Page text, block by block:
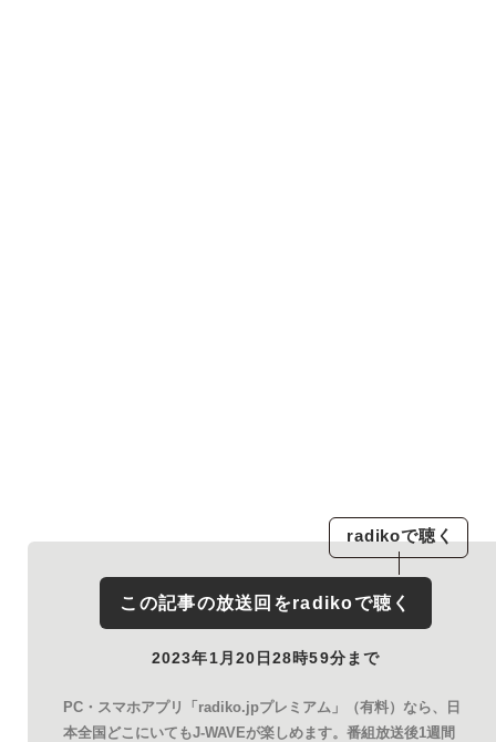
radikoで聴く
この記事の放送回をradikoで聴く
2023年1月20日28時59分まで
PC・スマホアプリ「radiko.jpプレミアム」（有料）なら、日
本全国どこにいてもJ-WAVEが楽しめます。番組放送後1週間